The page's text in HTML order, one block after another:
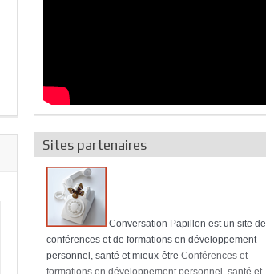
Sites partenaires
Conversation Papillon est un site de
conférences et de formations en développement
personnel, santé et mieux-être Conférences et
formations en développement personnel, santé et